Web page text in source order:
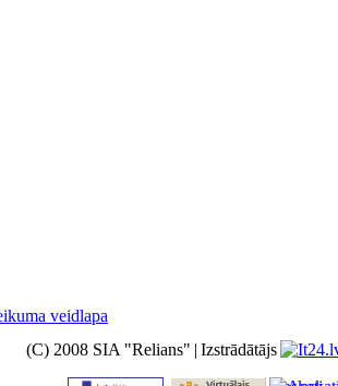
veidlapa
(C) 2008 SIA "Relians" | Izstrādātājs